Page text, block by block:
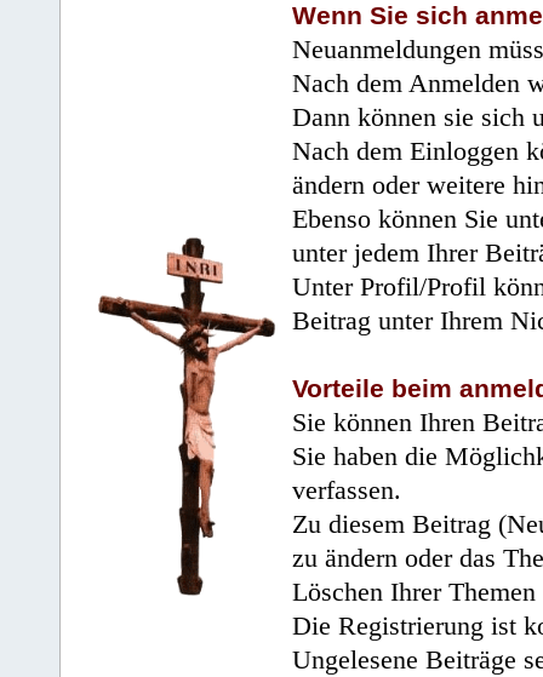
Wenn Sie sich
Neuanmeldungen
Nach dem Anmelden
Dann können sie sich
Nach dem Einloggen
ändern oder weitere
Ebenso können Sie
unter jedem Ihrer
Unter Profil/Profil
Beitrag unter Ihrem
Vorteile beim
Sie können Ihren
Sie haben die
verfassen.
Zu diesem Beitrag
zu ändern oder das
Löschen Ihrer
Die Registrierung ist
Ungelesene Beiträge